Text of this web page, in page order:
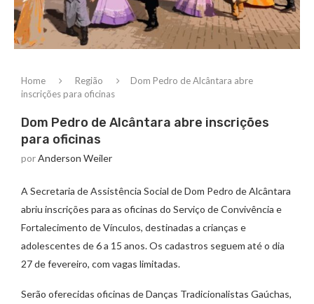
Home Região
Dom Pedro de Alcântara abre
inscrições para oficinas
Dom Pedro de Alcântara abre inscrições
para oficinas
porAnderson Weiler
A Secretaria de Assistência Social de Dom Pedro de Alcântara
abriu inscrições para as oficinas do Serviço de Convivência e
Fortalecimento de Vínculos, destinadas a crianças e
adolescentes de 6 a 15 anos. Os cadastros seguem até o dia
27 de fevereiro, com vagas limitadas.
Serão oferecidas oficinas de Danças Tradicionalistas Gaúchas,